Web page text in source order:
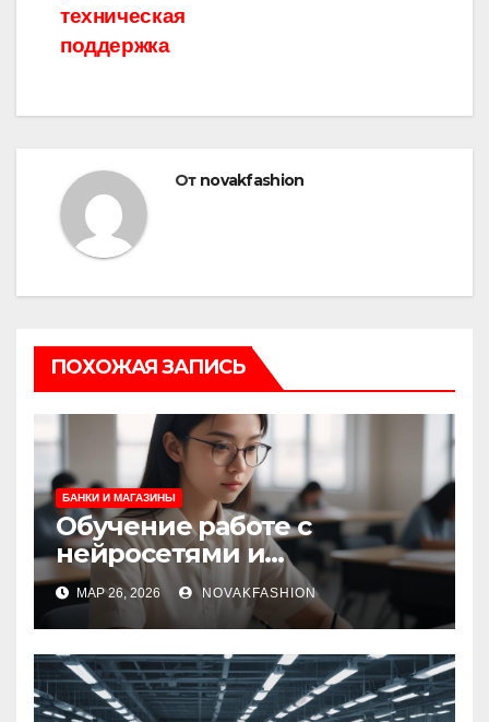
техническая
поддержка
От novakfashion
ПОХОЖАЯ ЗАПИСЬ
БАНКИ И МАГАЗИНЫ
Обучение работе с
нейросетями и
искусственным
интеллектом
МАР 26, 2026 NOVAKFASHION